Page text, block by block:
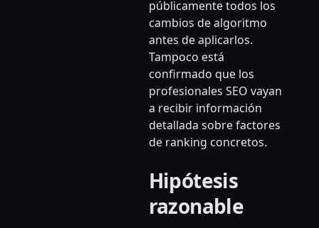
públicamente todos los
cambios de algoritmo
antes de aplicarlos.
Tampoco está
confirmado que los
profesionales SEO vayan
a recibir información
detallada sobre factores
de ranking concretos.
Hipótesis
razonable